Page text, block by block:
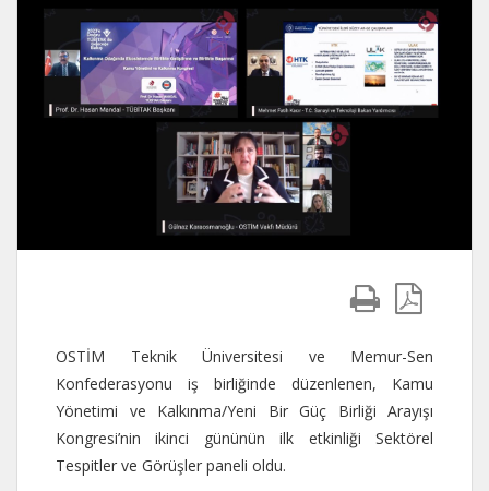
OSTİM Teknik Üniversitesi ve Memur-Sen
Konfederasyonu iş birliğinde düzenlenen, Kamu
Yönetimi ve Kalkınma/Yeni Bir Güç Birliği Arayışı
Kongresi’nin ikinci gününün ilk etkinliği Sektörel
Tespitler ve Görüşler paneli oldu.